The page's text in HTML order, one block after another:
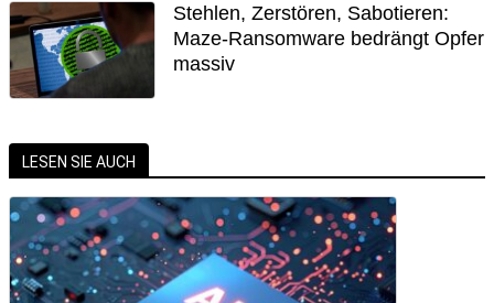
Stehlen, Zerstören, Sabotieren:
Maze-Ransomware bedrängt Opfer
massiv
LESEN SIE AUCH